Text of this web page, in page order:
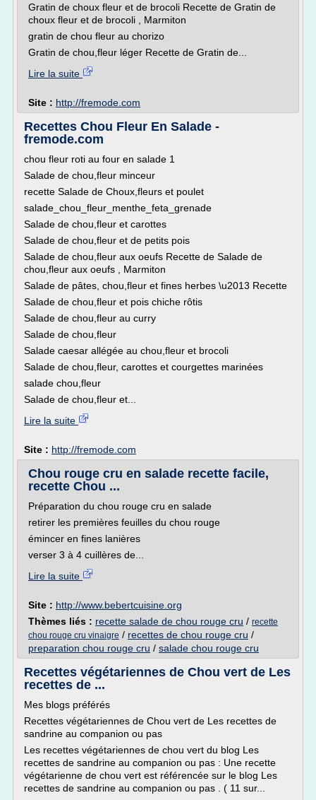
Gratin de choux fleur et de brocoli Recette de Gratin de
choux fleur et de brocoli , Marmiton
gratin de chou fleur au chorizo
Gratin de chou,fleur léger Recette de Gratin de...
Lire la suite
Site : http://fremode.com
Recettes Chou Fleur En Salade -
fremode.com
chou fleur roti au four en salade 1
Salade de chou,fleur minceur
recette Salade de Choux,fleurs et poulet
salade_chou_fleur_menthe_feta_grenade
Salade de chou,fleur et carottes
Salade de chou,fleur et de petits pois
Salade de chou,fleur aux oeufs Recette de Salade de
chou,fleur aux oeufs , Marmiton
Salade de pâtes, chou,fleur et fines herbes \u2013 Recette
Salade de chou,fleur et pois chiche rôtis
Salade de chou,fleur au curry
Salade de chou,fleur
Salade caesar allégée au chou,fleur et brocoli
Salade de chou,fleur, carottes et courgettes marinées
salade chou,fleur
Salade de chou,fleur et...
Lire la suite
Site : http://fremode.com
Chou rouge cru en salade recette facile,
recette Chou ...
Préparation du chou rouge cru en salade
retirer les premières feuilles du chou rouge
émincer en fines lanières
verser 3 à 4 cuillères de...
Lire la suite
Site : http://www.bebertcuisine.org
Thèmes liés : recette salade de chou rouge cru / recette
chou rouge cru vinaigre / recettes de chou rouge cru /
preparation chou rouge cru / salade chou rouge cru
Recettes végétariennes de Chou vert de Les
recettes de ...
Mes blogs préférés
Recettes végétariennes de Chou vert de Les recettes de
sandrine au companion ou pas
Les recettes végétariennes de chou vert du blog Les
recettes de sandrine au companion ou pas : Une recette
végétarienne de chou vert est référencée sur le blog Les
recettes de sandrine au companion ou pas . ( 11 sur...